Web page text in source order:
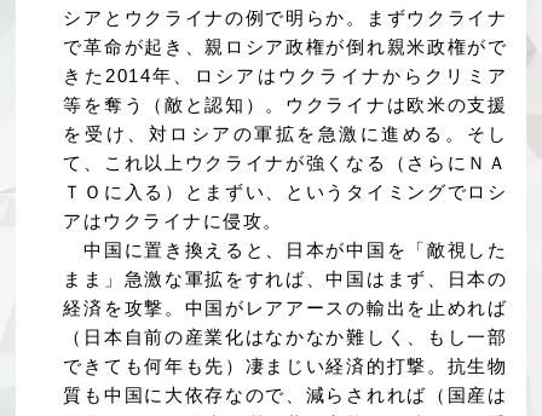
シアとウクライナの例で明らか。まずウクライナ
で革命が起き、親ロシア政権が倒れ親米政権がで
きた2014年、ロシアはウクライナからクリミア
等を奪う（敵と認知）。ウクライナは欧米の支援
を受け、対ロシアの軍拡を急激に進める。そし
て、これ以上ウクライナが強くなる（さらにＮＡ
ＴＯに入る）とまずい、というタイミングでロシ
アはウクライナに侵攻。
中国に置き換えると、日本が中国を「敵視した
まま」急激な軍拡をすれば、中国はまず、日本の
経済を攻撃。中国がレアアースの輸出を止めれば
（日本自前の産業化はなかなか難しく、もし一部
できても何年も先）凄まじい経済的打撃。抗生物
質も中国に大依存なので、減らされれば（国産は